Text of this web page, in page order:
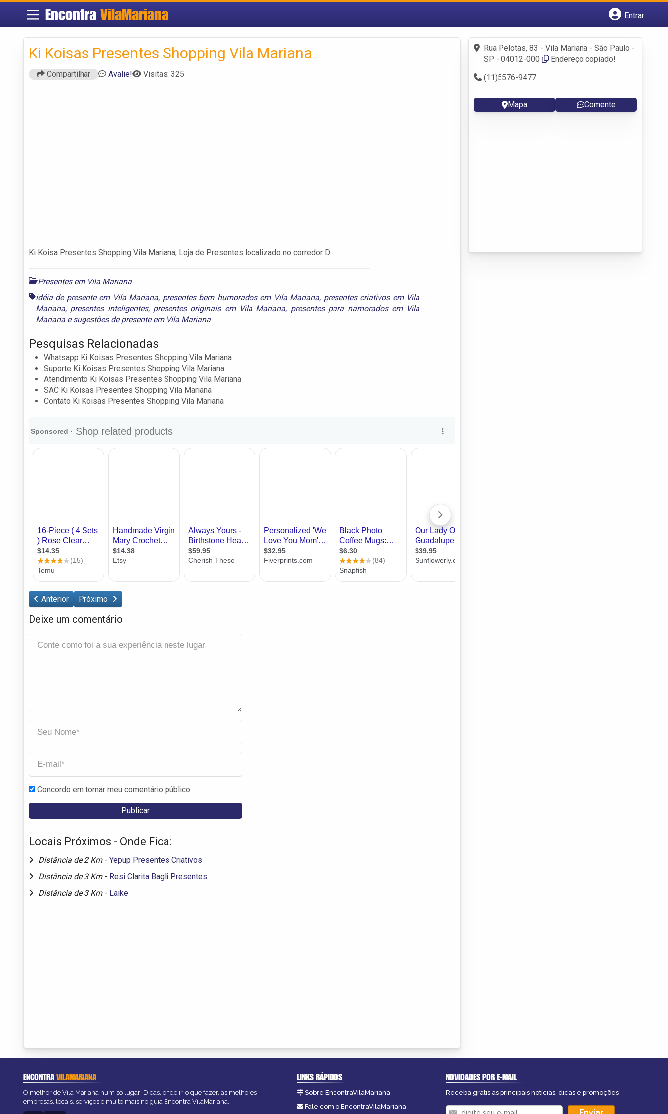
Encontra VilaMariana
Entrar
Fazer login
Criar conta
Ki Koisas Presentes Shopping Vila Mariana
Compartilhar Avalie! Visitas: 325
Ki Koisa Presentes Shopping Vila Mariana, Loja de Presentes localizado no corredor D.
Presentes em Vila Mariana
idéia de presente em Vila Mariana, presentes bem humorados em Vila Mariana, presentes criativos em Vila
Mariana, presentes inteligentes, presentes originais em Vila Mariana, presentes para namorados em Vila
Mariana esugestões de presente em Vila Mariana
Pesquisas Relacionadas
Whatsapp Ki Koisas Presentes Shopping Vila Mariana
Suporte Ki Koisas Presentes Shopping Vila Mariana
Atendimento Ki Koisas Presentes Shopping Vila Mariana
SAC Ki Koisas Presentes Shopping Vila Mariana
Contato Ki Koisas Presentes Shopping Vila Mariana
Anterior Próximo
Deixe um comentário
Concordo em tornar meu comentário público
Locais Próximos - Onde Fica:
Distância de 2 Km - Yepup Presentes Criativos
Distância de 3 Km - Resi Clarita Bagli Presentes
Distância de 3 Km - Laike
Rua Pelotas, 83 - Vila Mariana - São Paulo -
SP - 04012-000
Endereço copiado!
(11)5576-9477
Mapa Comente
ENCONTRAVILAMARIANA
O melhor de Vila Mariana num só lugar! Dicas, onde ir, o que fazer, as melhores
empresas, locais, serviços e muito mais no guia Encontra VilaMariana.
LINKS RÁPIDOS
Sobre EncontraVilaMariana
Fale com o EncontraVilaMariana
NOVIDADES POR E-MAIL
Receba grátis as principais notícias, dicas e promoções